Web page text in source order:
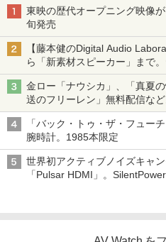
東映の歴代オープニング映像
旬発売
【藤本健のDigital Audio
ら「新素材スピーカー」まで
金ロー「ナウシカ」、「真夏
送のフリーレン」無料配信な
「バック・トゥ・ザ・フュー
腕時計。1985本限定
世界初アクティブノイズキャ
「Pulsar HDMI」。